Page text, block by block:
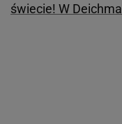
świecie! W